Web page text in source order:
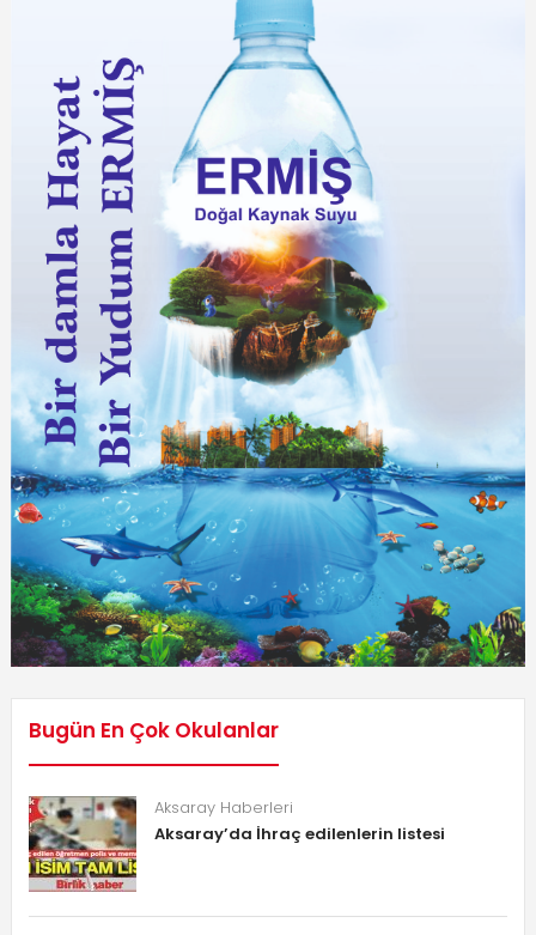
Bugün En Çok Okulanlar
Aksaray Haberleri
Aksaray’da İhraç edilenlerin listesi